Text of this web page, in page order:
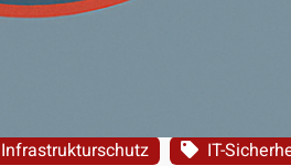
Energieversorgung
Infrastrukturschutz
IT-